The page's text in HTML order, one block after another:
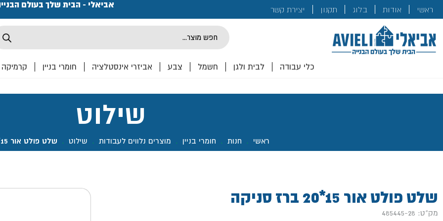
ראשי אודות בלוג תקנון יצירת קשרלכם!
אביאלי - הבית שלך בעולם
Products
search
כלי עבודה לבית ולגן חשמל צבע אביזרי אינסטלציה חומרי בניין קרמיקה
שילוט
ראשי . חנות . חומרי בניין . מוצרים נלווים לעבודות . שילוט . שלט פולט אור 15*20 ברז סניקה
שלט פולט אור 15*20 ברז סניקה
מק"ט: 485445-28